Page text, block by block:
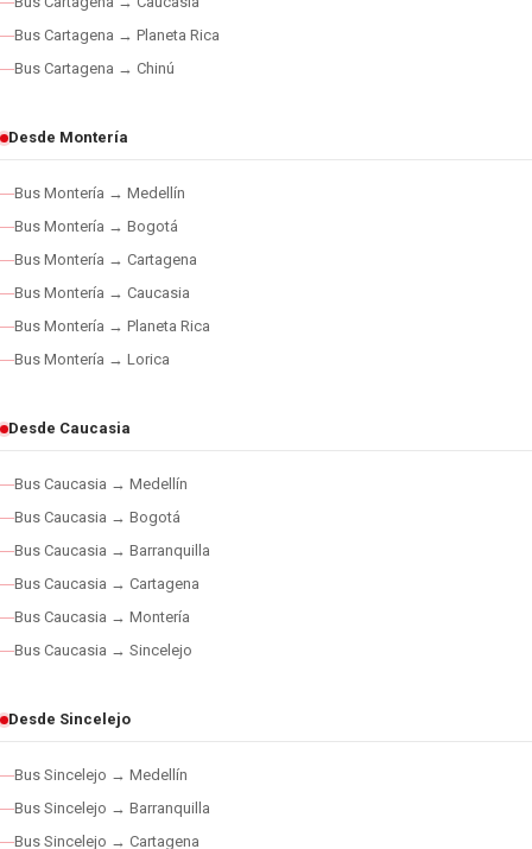
Bus Cartagena → Planeta Rica
Bus Cartagena → Chinú
Desde Montería
Bus Montería → Medellín
Bus Montería → Bogotá
Bus Montería → Cartagena
Bus Montería → Caucasia
Bus Montería → Planeta Rica
Bus Montería → Lorica
Desde Caucasia
Bus Caucasia → Medellín
Bus Caucasia → Bogotá
Bus Caucasia → Barranquilla
Bus Caucasia → Cartagena
Bus Caucasia → Montería
Bus Caucasia → Sincelejo
Desde Sincelejo
Bus Sincelejo → Medellín
Bus Sincelejo → Barranquilla
Bus Sincelejo → Cartagena